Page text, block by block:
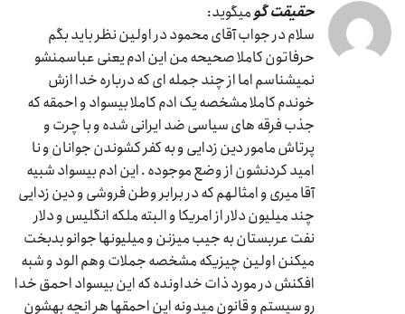
حقیقت گومیگوید:
سلام در جواب آقای محمود در اولین نظر باید بگم
حرفاتون کاملا صحیحه من این ادم یعنی عباسمنشو
نمیشناسم اما از چند جمله ای که درباره خدا ازش
خوندم کاملا مشخصه یک ادم کاملا بیسواد و احمقه که
جذب فرقه های سیاسی ضد ایرانی شده و با چرت و
پرتاش مامور دین زدایی و به کفر کشوندن جوانان و نا
امید کردنشون از وضع موجوده . این ادم بیسواد شبیه
آقا میری و امثالهم که در برابر وطن فروشی و دین زدایی
چند میلیون دلار از امریکا و البته ملکه انگلیس و دلار
نفت عربستان به جیب میزنن و میلیونها جوانو بدبخت
میکنن اولین چیزیکه مشخصه جملات وهم الود و شبه
افکنش در مورد ذات خداونده که این بیسواد احمق خدا
رو سیستم و قانون میدونه این احمقها هر انچه بهشون